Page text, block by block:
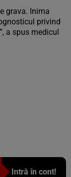
grava. Inima
privind
a spus medicul
Intră în cont!